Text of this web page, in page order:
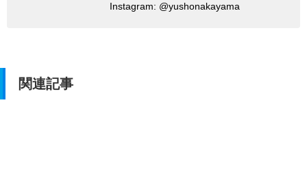
Instagram: @yushonakayama
関連記事